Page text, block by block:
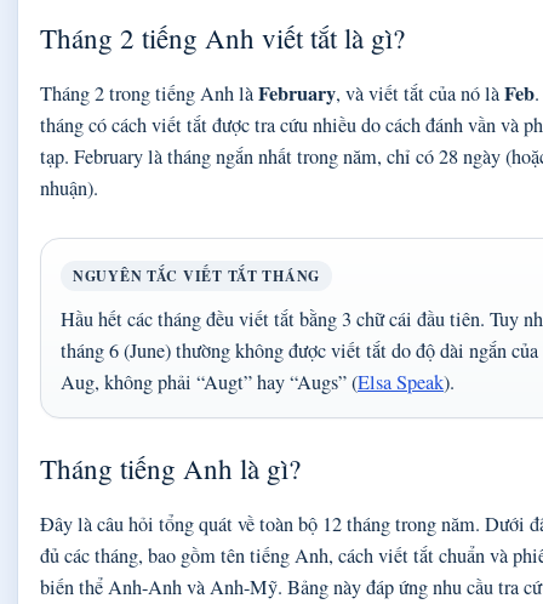
Tháng 2 tiếng Anh viết tắt là gì?
Tháng 2 trong tiếng Anh làFebruary, và viết tắt của nó làFeb
tháng có cách viết tắt được tra cứu nhiều do cách đánh vần và
tạp. February là tháng ngắn nhất trong năm, chỉ có 28 ngày
nhuận).
NGUYÊN TẮC VIẾT TẮT THÁNG
Hầu hết các tháng đều viết tắt bằng 3 chữ cái đầu tiên. Tuy
tháng 6 (June) thường không được viết tắt do độ dài ngắn
Aug, không phải “Augt” hay “Augs” (Elsa Speak).
Tháng tiếng Anh là gì?
Đây là câu hỏi tổng quát về toàn bộ 12 tháng trong năm. Dưới
đủ các tháng, bao gồm tên tiếng Anh, cách viết tắt chuẩn và
biến thể Anh-Anh và Anh-Mỹ. Bảng này đáp ứng nhu cầu tra